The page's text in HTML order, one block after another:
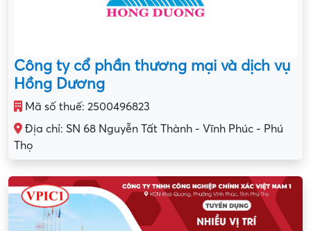
Công ty cổ phần thương mại và dịch vụ
Hồng Dương
Mã số thuế: 2500496823
Địa chỉ: SN 68 Nguyễn Tất Thành - Vĩnh Phúc - Phú
Thọ